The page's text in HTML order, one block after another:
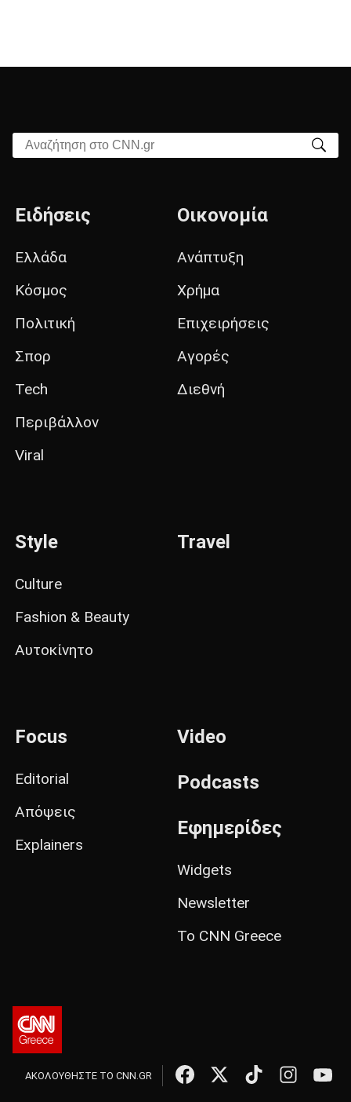
Αναζήτηση στο CNN.gr
Ειδήσεις
Ελλάδα
Κόσμος
Πολιτική
Σπορ
Tech
Περιβάλλον
Viral
Οικονομία
Ανάπτυξη
Χρήμα
Επιχειρήσεις
Αγορές
Διεθνή
Style
Culture
Fashion & Beauty
Αυτοκίνητο
Travel
Focus
Editorial
Απόψεις
Explainers
Video
Podcasts
Εφημερίδες
Widgets
Newsletter
Το CNN Greece
ΑΚΟΛΟΥΘΗΣΤΕ ΤΟ CNN.GR